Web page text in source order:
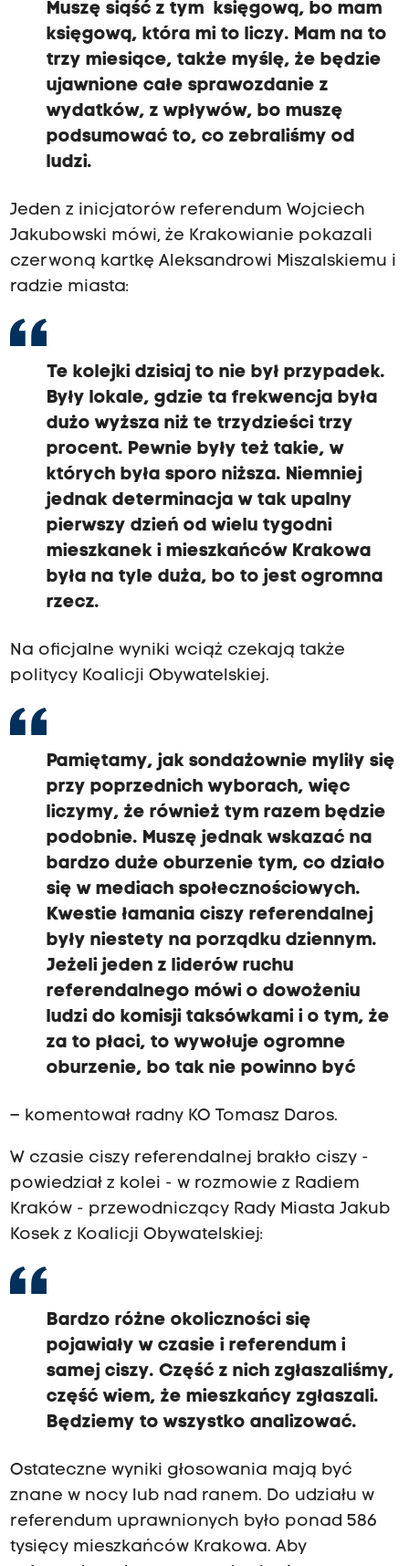
Muszę siąść z tym księgową, bo mam
księgową, która mi to liczy. Mam na to
trzy miesiące, także myślę, że będzie
ujawnione całe sprawozdanie z
wydatków, z wpływów, bo muszę
podsumować to, co zebraliśmy od
ludzi.
Jeden z inicjatorów referendum Wojciech
Jakubowski mówi, że Krakowianie pokazali
czerwoną kartkę Aleksandrowi Miszalskiemu i
radzie miasta:
Te kolejki dzisiaj to nie był przypadek.
Były lokale, gdzie ta frekwencja była
dużo wyższa niż te trzydzieści trzy
procent. Pewnie były też takie, w
których była sporo niższa. Niemniej
jednak determinacja w tak upalny
pierwszy dzień od wielu tygodni
mieszkanek i mieszkańców Krakowa
była na tyle duża, bo to jest ogromna
rzecz.
Na oficjalne wyniki wciąż czekają także
politycy Koalicji Obywatelskiej.
Pamiętamy, jak sondażownie myliły się
przy poprzednich wyborach, więc
liczymy, że również tym razem będzie
podobnie. Muszę jednak wskazać na
bardzo duże oburzenie tym, co działo
się w mediach społecznościowych.
Kwestie łamania ciszy referendalnej
były niestety na porządku dziennym.
Jeżeli jeden z liderów ruchu
referendalnego mówi o dowożeniu
ludzi do komisji taksówkami i o tym, że
za to płaci, to wywołuje ogromne
oburzenie, bo tak nie powinno być
– komentował radny KO Tomasz Daros.
W czasie ciszy referendalnej brakło ciszy -
powiedział z kolei - w rozmowie z Radiem
Kraków - przewodniczący Rady Miasta Jakub
Kosek z Koalicji Obywatelskiej:
Bardzo różne okoliczności się
pojawiały w czasie i referendum i
samej ciszy. Część z nich zgłaszaliśmy,
część wiem, że mieszkańcy zgłaszali.
Będziemy to wszystko analizować.
Ostateczne wyniki głosowania mają być
znane w nocy lub nad ranem. Do udziału w
referendum uprawnionych było ponad 586
tysięcy mieszkańców Krakowa. Aby